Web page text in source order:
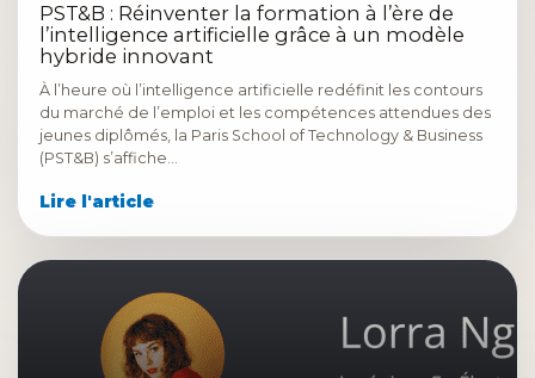
PST&B : Réinventer la formation à l’ère de
l’intelligence artificielle grâce à un modèle
hybride innovant
À l’heure où l’intelligence artificielle redéfinit les contours
du marché de l’emploi et les compétences attendues des
jeunes diplômés, la Paris School of Technology & Business
(PST&B) s’affiche…
Lire l'article